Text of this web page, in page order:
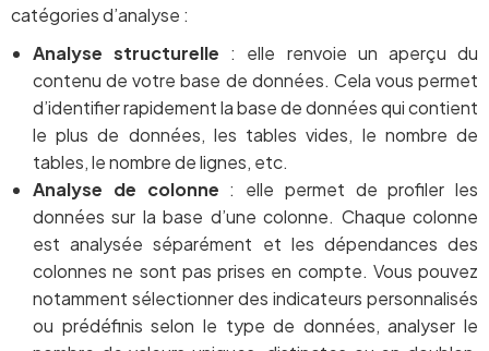
catégories d’analyse :
Analyse structurelle : elle renvoie un aperçu du
contenu de votre base de données. Cela vous permet
d’identifier rapidement la base de données qui contient
le plus de données, les tables vides, le nombre de
tables, le nombre de lignes, etc.
Analyse de colonne : elle permet de profiler les
données sur la base d’une colonne. Chaque colonne
est analysée séparément et les dépendances des
colonnes ne sont pas prises en compte. Vous pouvez
notamment sélectionner des indicateurs personnalisés
ou prédéfinis selon le type de données, analyser le